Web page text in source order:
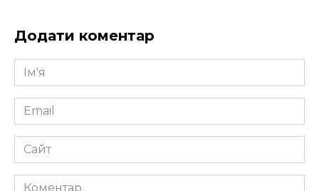
Додати коментар
Ім'я
*
Email
*
Сайт
Коментар